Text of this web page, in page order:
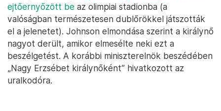
ejtőernyőzött be az olimpiai stadionba (a
valóságban természetesen dublőrökkel játszották
el a jelenetet). Johnson elmondása szerint a királynő
nagyot derült, amikor elmesélte neki ezt a
beszélgetést. A korábbi miniszterelnök beszédében
„Nagy Erzsébet királynőként” hivatkozott az
uralkodóra.